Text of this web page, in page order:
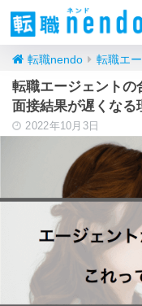
転職nendo 転職エ
転職エージェントの
面接結果が遅くなる
2022年10月3日